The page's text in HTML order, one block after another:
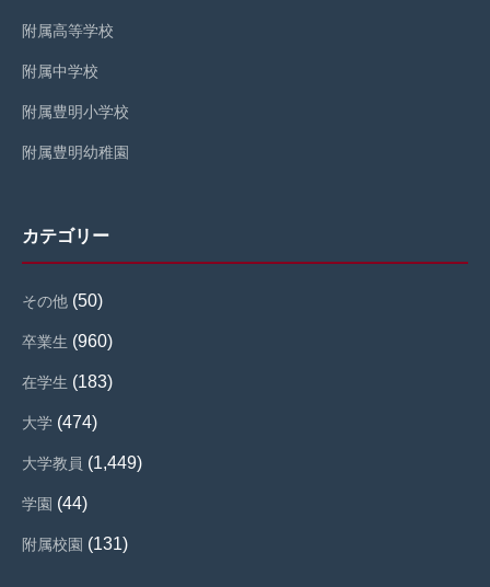
附属高等学校
附属中学校
附属豊明小学校
附属豊明幼稚園
カテゴリー
その他 (50)
卒業生 (960)
在学生 (183)
大学 (474)
大学教員 (1,449)
学園 (44)
附属校園 (131)